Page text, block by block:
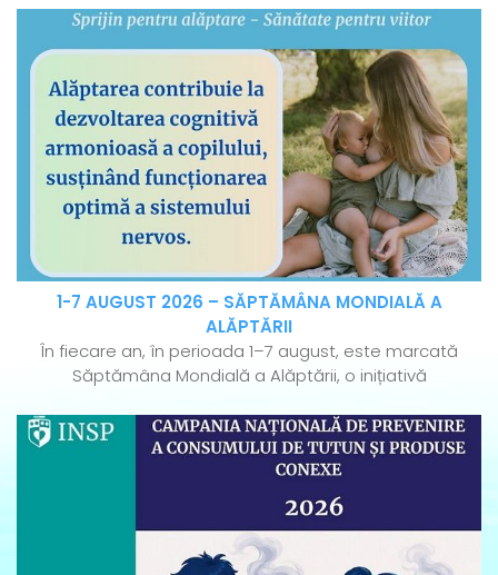
1-7 AUGUST 2026 – SĂPTĂMÂNA MONDIALĂ A
ALĂPTĂRII
În fiecare an, în perioada 1–7 august, este marcată
Săptămâna Mondială a Alăptării, o inițiativă